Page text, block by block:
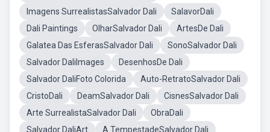
Imagens SurrealistasSalvador Dali
SalavorDali
Dali Paintings
OlharSalvador Dali
ArtesDe Dali
Galatea Das EsferasSalvador Dali
SonoSalvador Dali
Salvador DaliImages
DesenhosDe Dali
Salvador DaliFoto Colorida
Auto-RetratoSalvador Dali
CristoDali
DeamSalvador Dali
CisnesSalvador Dali
Arte SurrealistaSalvador Dali
ObraDali
Salvador DaliArt
A TempestadeSalvador Dali